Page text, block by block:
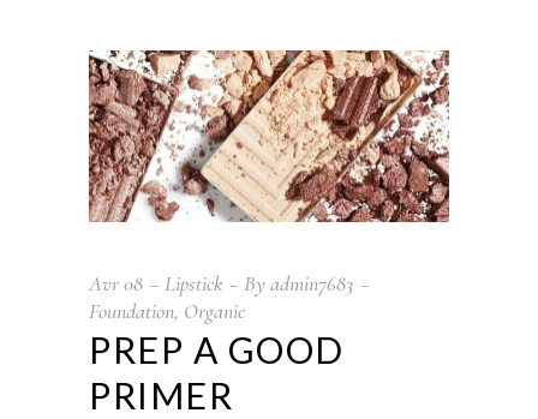
Avr08 Lipstick Byadmin7683
Foundation, Organic
PREP A GOOD
PRIMER